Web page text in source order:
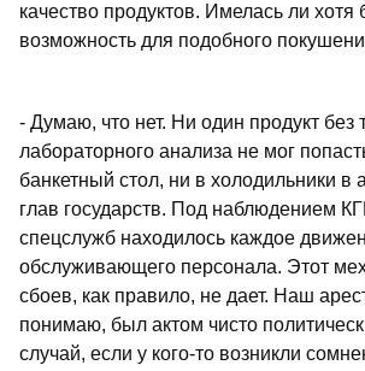
качество продуктов. Имелась ли хотя
возможность для подобного
- Думаю, что нет. Ни один продукт без
лабораторного анализа не мог
банкетный стол, ни в холодильники в
глав государств. Под наблюдением
спецслужб находилось каждое
обслуживающего персонала. Этот
сбоев, как правило, не дает. Наш
понимаю, был актом чисто
случай, если у кого-то возникли